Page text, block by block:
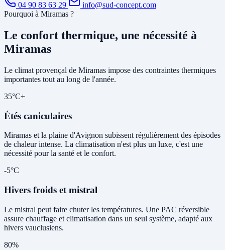
04 90 83 63 29
info@sud-concept.com
Pourquoi à Miramas ?
Le confort thermique, une nécessité à
Miramas
Le climat provençal de Miramas impose des contraintes thermiques
importantes tout au long de l'année.
35°C+
Étés caniculaires
Miramas et la plaine d'Avignon subissent régulièrement des épisodes
de chaleur intense. La climatisation n'est plus un luxe, c'est une
nécessité pour la santé et le confort.
-5°C
Hivers froids et mistral
Le mistral peut faire chuter les températures. Une PAC réversible
assure chauffage et climatisation dans un seul système, adapté aux
hivers vauclusiens.
80%